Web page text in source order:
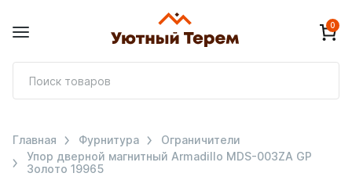
0
Главная Фурнитура
Ограничители
Упор дверной магнитный Armadillo MDS-003ZA GP
Золото 19965